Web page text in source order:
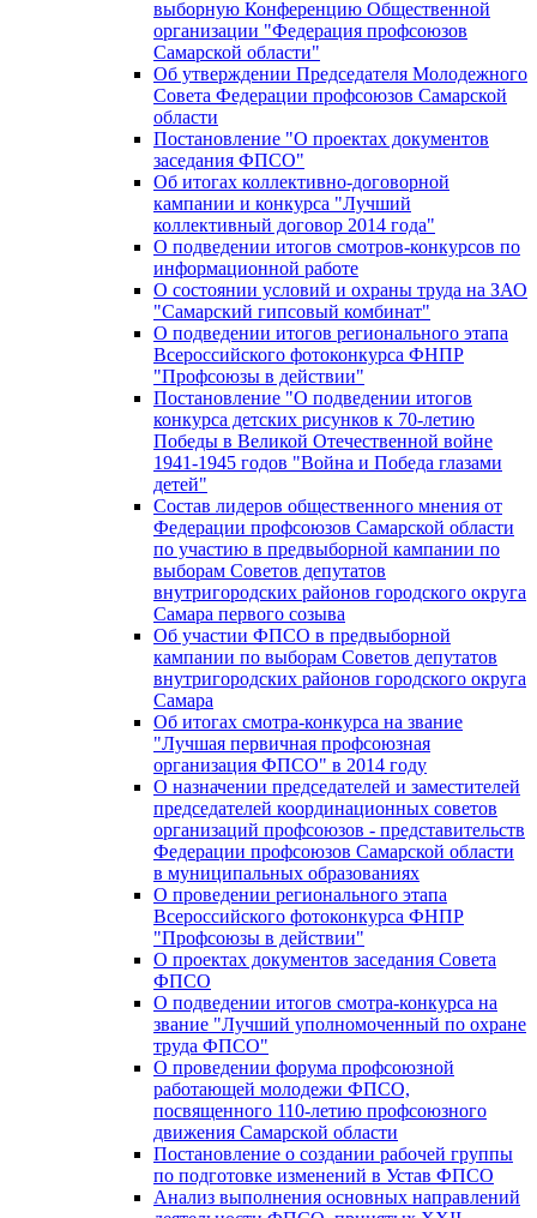
выборную Конференцию Общественной
организации "Федерация профсоюзов
Самарской области"
Об утверждении Председателя Молодежного
Совета Федерации профсоюзов Самарской
области
Постановление "О проектах документов
заседания ФПСО"
Об итогах коллективно-договорной
кампании и конкурса "Лучший
коллективный договор 2014 года"
О подведении итогов смотров-конкурсов по
информационной работе
О состоянии условий и охраны труда на ЗАО
"Самарский гипсовый комбинат"
О подведении итогов регионального этапа
Всероссийского фотоконкурса ФНПР
"Профсоюзы в действии"
Постановление "О подведении итогов
конкурса детских рисунков к 70-летию
Победы в Великой Отечественной войне
1941-1945 годов "Война и Победа глазами
детей"
Состав лидеров общественного мнения от
Федерации профсоюзов Самарской области
по участию в предвыборной кампании по
выборам Советов депутатов
внутригородских районов городского округа
Самара первого созыва
Об участии ФПСО в предвыборной
кампании по выборам Советов депутатов
внутригородских районов городского округа
Самара
Об итогах смотра-конкурса на звание
"Лучшая первичная профсоюзная
организация ФПСО" в 2014 году
О назначении председателей и заместителей
председателей координационных советов
организаций профсоюзов - представительств
Федерации профсоюзов Самарской области
в муниципальных образованиях
О проведении регионального этапа
Всероссийского фотоконкурса ФНПР
"Профсоюзы в действии"
О проектах документов заседания Совета
ФПСО
О подведении итогов смотра-конкурса на
звание "Лучший уполномоченный по охране
труда ФПСО"
О проведении форума профсоюзной
работающей молодежи ФПСО,
посвященного 110-летию профсоюзного
движения Самарской области
Постановление о создании рабочей группы
по подготовке изменений в Устав ФПСО
Анализ выполнения основных направлений